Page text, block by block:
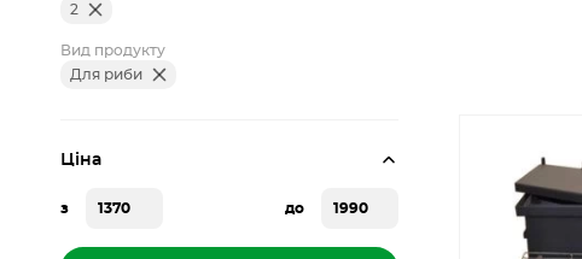
2
Вид продукту
Для риби
Ціна
з до